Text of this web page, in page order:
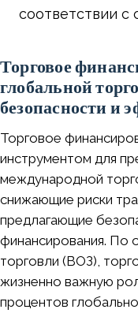
соответствии с
Торговое
глобальной
безопасности и
Торговое
инструментом для
международной
снижающие риски
предлагающие
финансирования. По
торговли (ВОЗ),
жизненно важную
процентов